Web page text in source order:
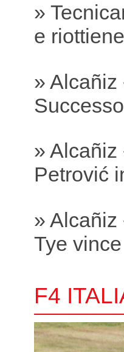
»
e
» Alcañiz
» Alcañiz
Petrović
» Alcañiz
Tye
F4